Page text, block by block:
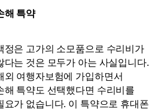
해 특약
정은 고가의 소모품으로 수리비가
다는 것은 모두가 아는 사실입니다.
외 여행자보험에 가입하면서
해 특약도 선택했다면 수리비를
요가 없습니다. 이 특약으로 휴대폰